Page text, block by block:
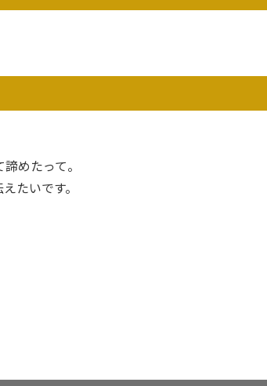
めたって。
たいです。